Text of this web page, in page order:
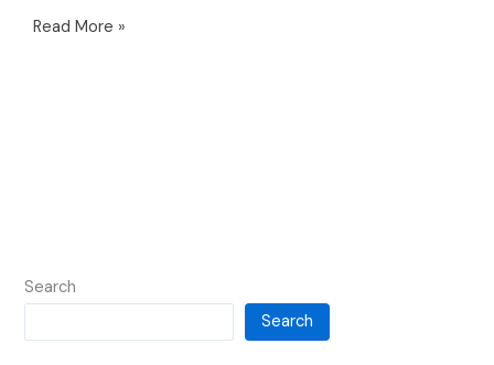
Read More »
Search
Search